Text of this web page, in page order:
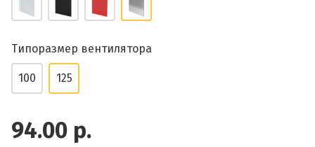
94.00 р.
Типоразмер вентилятора
100 125